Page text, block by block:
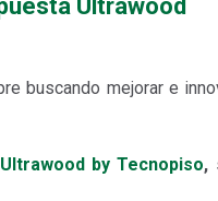
Ultrawood
buscando mejorar e
Ultrawood by Tecnopiso,